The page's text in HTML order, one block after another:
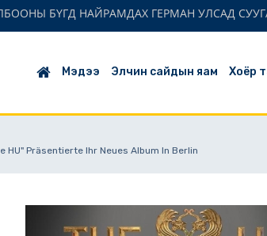
БҮГД НАЙРАМДАХ ГЕРМАН УЛСАД
Мэдээ Элчин сайдын яам Хоёр
HU" Präsentierte Ihr Neues Album In Berlin